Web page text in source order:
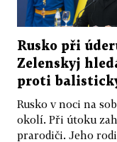
Rusko při
Zelenskyj
proti
Rusko v noci na
okolí. Při útoku
prarodiči. Jeho